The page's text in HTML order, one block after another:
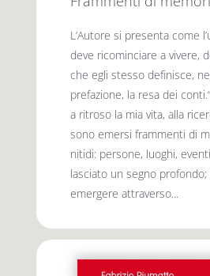
L’Autore si presenta come
deve ricominciare a vivere,
che egli stesso definisce,
prefazione, la resa dei
a ritroso la mia vita, alla
sono emersi frammenti di
nitidi: persone, luoghi,
lasciato un segno profondo;
emergere attraverso...